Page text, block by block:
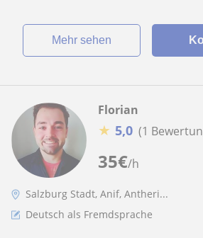
Mehr sehen
35€/h
Florian
★ 5,0 (1
Salzburg Stadt, Anif, Antheri...
Deutsch als Fremdsprache